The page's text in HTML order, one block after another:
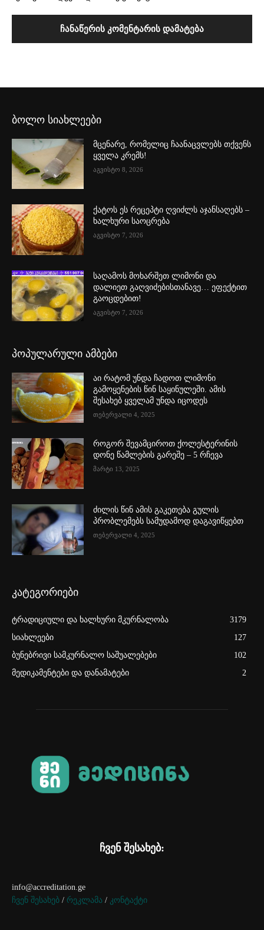
ბოლო სიახლეები
მცენარე, რომელიც ჩაანაცვლებს თქვენს
ყველა კრემს!
აგვისტო 8, 2026
ქატოს ეს რეცეპტი ღვიძლს აჯანსაღებს –
ხალხური საოცრება
აგვისტო 7, 2026
საღამოს მოხარშეთ ლიმონი და
დალიეთ გაღვიძებისთანავე… ეფექტით
გაოცდებით!
აგვისტო 7, 2026
პოპულარული ამბები
აი რატომ უნდა ჩადოთ ლიმონი
გამოყენების წინ საყინულეში. ამის
შესახებ ყველამ უნდა იცოდეს
თებერვალი 4, 2025
როგორ შევამციროთ ქოლესტერინის
დონე წამლების გარეშე – 5 რჩევა
მარტი 13, 2025
ძილის წინ ამის გაკეთება გულის
პრობლემებს სამუდამოდ დაგავიწყებთ
თებერვალი 4, 2025
კატეგორიები
ტრადიციული და ხალხური მკურნალობა
3179
სიახლეები
127
ბუნებრივი სამკურნალო საშუალებები
102
მედიკამენტები და დანამატები
2
ჩვენ შესახებ:
info@accreditation.ge
ჩვენ შესახებ / რეკლამა / კონტაქტი